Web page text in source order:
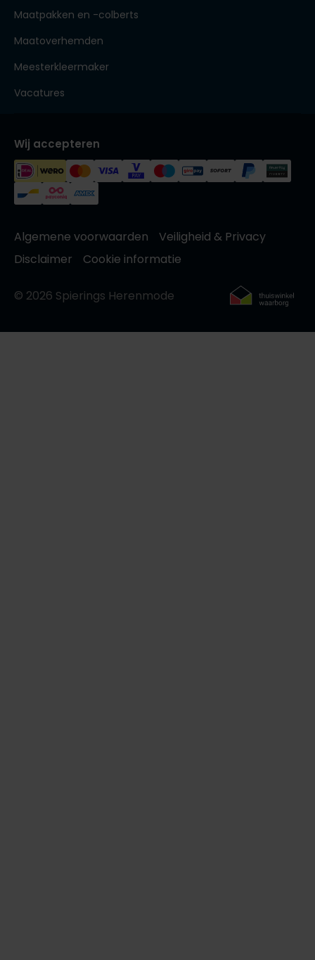
Maatpakken en -colberts
Maatoverhemden
Meesterkleermaker
Vacatures
Wij accepteren
Algemene voorwaarden
Veiligheid & Privacy
Disclaimer
Cookie informatie
© 2026 Spierings Herenmode